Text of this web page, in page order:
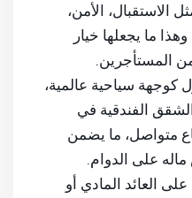
الاستقبال، الأمن،
ما يجعلها خيار
المستأجرين.
كوجهة سياحية عالمية،
الفندقية في
متواصل، ما يضمن
على الدوام.
على العائد المادي أو